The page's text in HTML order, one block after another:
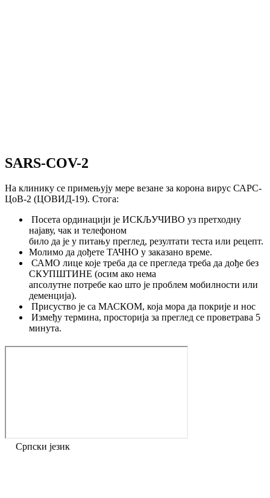
SARS-COV-2
На клинику се примењују мере везане за корона вирус САРС-
ЦоВ-2 (ЦОВИД-19). Стога:
Посета ординацији је ИСКЉУЧИВО уз претходну
најаву, чак и телефоном
било да је у питању преглед, резултати теста или рецепт.
Молимо да дођете ТАЧНО у заказано време.
САМО лице које треба да се прегледа треба да дође без
СКУПШТИНЕ (осим ако нема
апсолутне потребе као што је проблем мобилности или
деменција).
Присуство је са МАСКОМ, која мора да покрије и нос
Између термина, просторија за преглед се проветрава 5
минута.
Српски језик